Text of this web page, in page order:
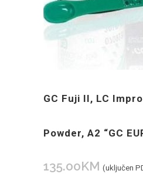
GC Fuji II, LC
Powder, A2 “GC
135.00KM (uključen